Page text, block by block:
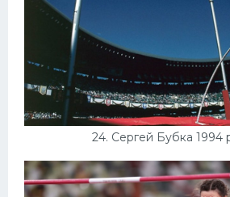
24. Сергей Бубка 1994